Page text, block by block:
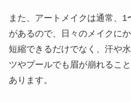
また、アートメイクは通常、1
があるので、日々のメイクに
短縮できるだけでなく、汗や
ツやプールでも眉が崩れるこ
あります。